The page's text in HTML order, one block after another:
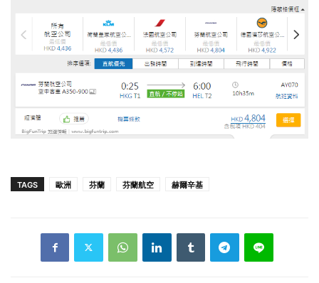
TAGS 歐洲 芬蘭 芬蘭航空 赫爾辛基